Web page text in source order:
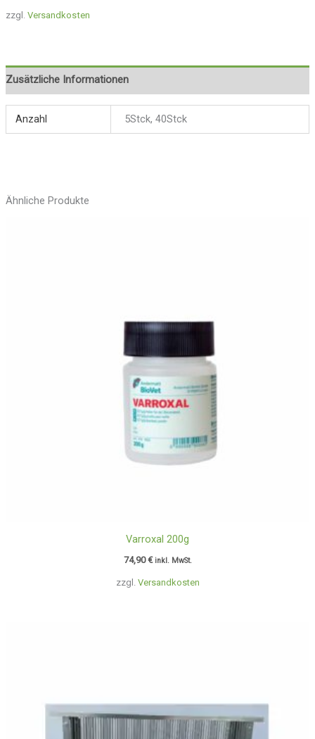
zzgl. Versandkosten
Zusätzliche Informationen
Anzahl 5Stck, 40Stck
Ähnliche Produkte
zzgl. Versandkosten
Varroxal 200g
74,90€ inkl. MwSt.